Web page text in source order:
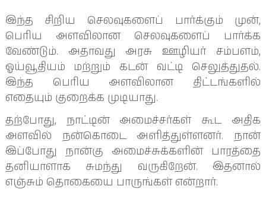
இந்த சிறிய செலவுகளைப் பார்க்கும் முன்,
பெரிய அளவிலான செலவுகளைப் பார்க்க
வேண்டும். அதாவது அரசு ஊழியர் சம்பளம்,
ஓய்வூதியம் மற்றும் கடன் வட்டி செலுத்துதல்.
இந்த பெரிய அளவிலான திட்டங்களில்
எதையும் குறைக்க முடியாது.
தற்போது, ​​நாட்டின் அமைச்சர்கள் கூட அதிக
அளவில் நன்கொடை அளித்துள்ளனர். நான்
இப்போது நான்கு அமைச்சுக்களின் பாரத்தை
தனியாளாக சுமந்து வருகிறேன். இதனால்
எஞ்சும் தொகையை பாருங்கள் என்றார்.